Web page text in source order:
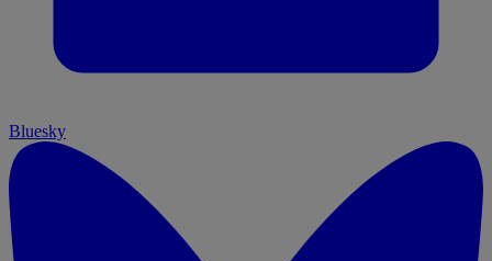
Bluesky